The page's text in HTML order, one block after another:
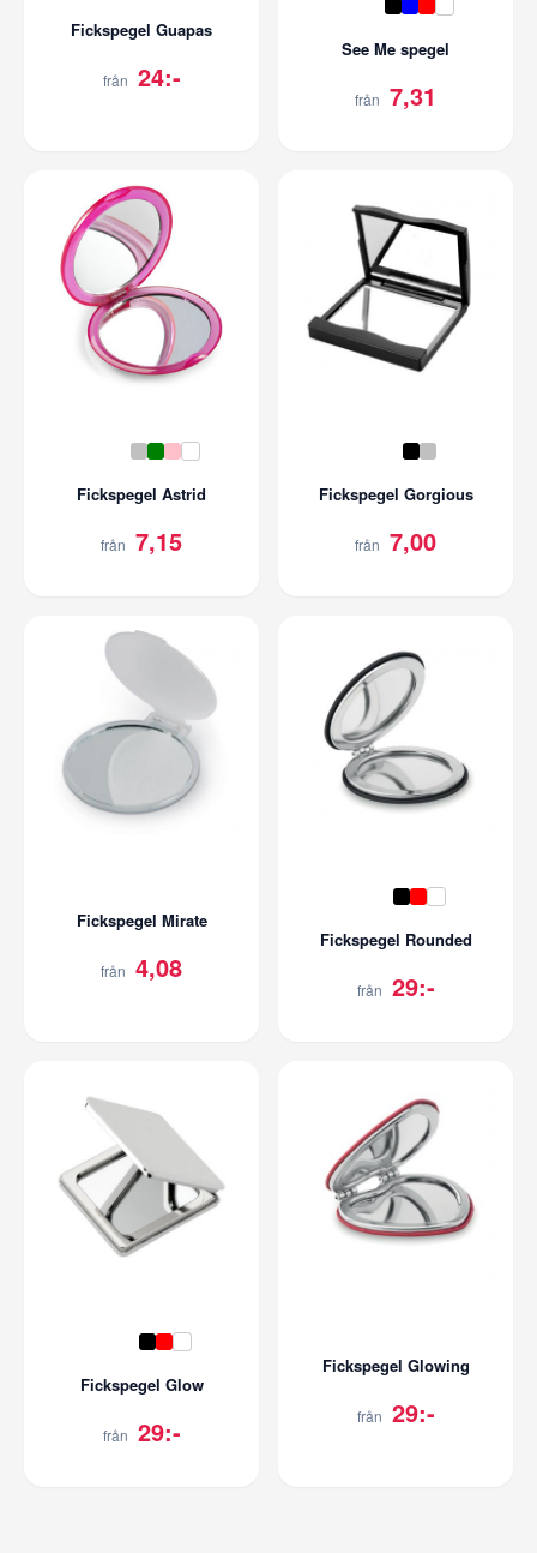
Fickspegel Guapas
från 24:-
See Me spegel
från 7,31
Fickspegel Astrid
från 7,15
Fickspegel Gorgious
från 7,00
Fickspegel Mirate
från 4,08
Fickspegel Rounded
från 29:-
Fickspegel Glow
från 29:-
Fickspegel Glowing
från 29:-